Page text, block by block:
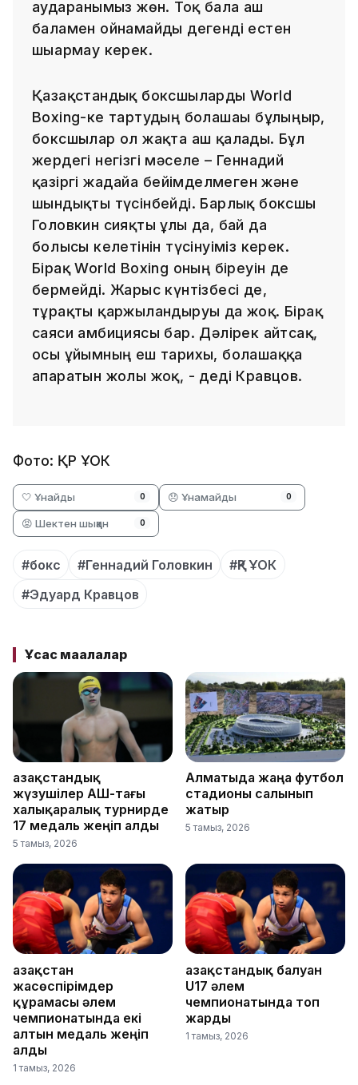
аударғанымыз жөн. Тоқ бала аш
баламен ойнамайды дегенді естен
шығармау керек.
Қазақстандық боксшыларды World
Boxing-ке тартудың болашағы бұлыңғыр,
боксшылар ол жақта аш қалады. Бұл
жердегі негізгі мәселе – Геннадий
қазіргі жағдайға бейімделмеген және
шындықты түсінбейді. Барлық боксшы
Головкин сияқты ұлы да, бай да
болғысы келетінін түсінуіміз керек.
Бірақ World Boxing оның біреуін де
бермейді. Жарыс күнтізбесі де,
тұрақты қаржыландыруы да жоқ. Бірақ
саяси амбициясы бар. Дәлірек айтсақ,
осы ұйымның еш тарихы, болашаққа
апаратын жолы жоқ, - деді Кравцов.
Фото: ҚР ҰОК
🤍 Ұнайды 0 😞 Ұнамайды 0
😡 Шектен шыққан 0
#бокс #Геннадий Головкин
#ҚР ҰОК
#Эдуард Кравцов
Ұқсас мақалалар
Қазақстандық
жүзушілер АҚШ-тағы
халықаралық турнирде
17 медаль жеңіп алды
5 тамыз, 2026
Алматыда жаңа футбол
стадионы салынып
жатыр
5 тамыз, 2026
Қазақстан
жасөспірімдер
құрамасы әлем
чемпионатында екі
алтын медаль жеңіп
алды
1 тамыз, 2026
Қазақстандық балуан
U17 әлем
чемпионатында топ
жарды
1 тамыз, 2026